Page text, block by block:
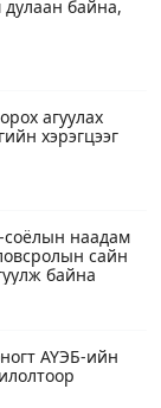
байна,
агуулах
хэрэгцээг
наадам
сайн
байна
АҮЭБ-ийн